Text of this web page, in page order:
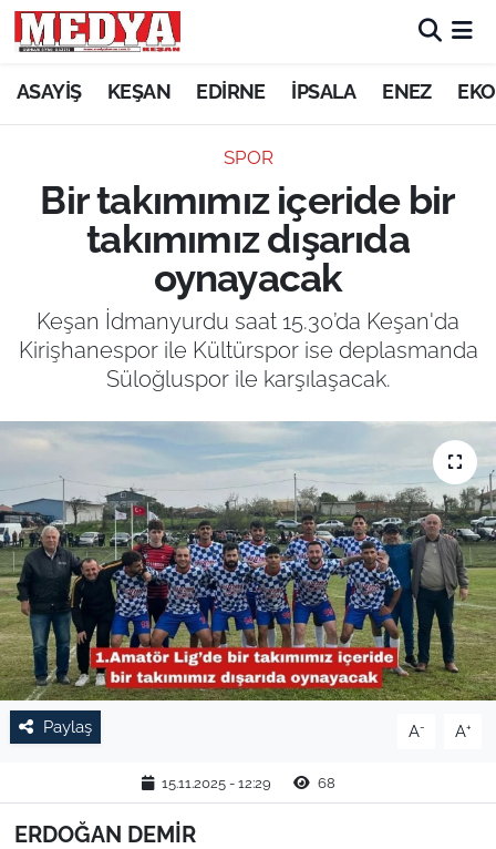
ASAYİŞ KEŞAN EDİRNE İPSALA ENEZ
SPOR
Bir takımımız içeride bir
takımımız dışarıda
oynayacak
Keşan İdmanyurdu saat 15.30’da Keşan'da
Kirişhanespor ile Kültürspor ise deplasmanda
Süloğluspor ile karşılaşacak.
Paylaş A- A+
15.11.2025 - 12:29 68
ERDOĞAN DEMİR
KEŞAN
ASAYİŞ
SİYASET
GÜNDEM
EKONOMİ
SAĞLIK
EĞİTİM
TARIM VE HAYVANCILIK
KÜLTÜR SANAT
RESMİ İLAN
SPOR
EDİRNE